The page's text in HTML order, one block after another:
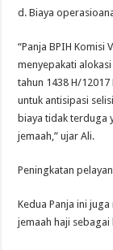
d. Biaya
“Panja BPIH Komisi
menyepakati
tahun 1438 H/
untuk antisipasi
biaya tidak terduga
jemaah,” ujar Ali.
Peningkatan
Kedua Panja ini
jemaah haji sebagai